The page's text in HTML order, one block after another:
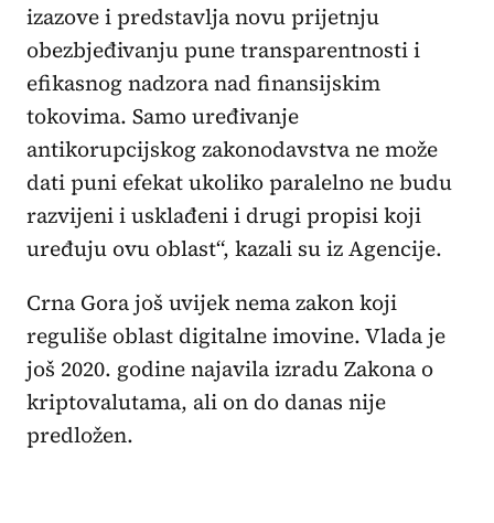
izazove i predstavlja novu prijetnju
obezbjeđivanju pune transparentnosti i
efikasnog nadzora nad finansijskim
tokovima. Samo uređivanje
antikorupcijskog zakonodavstva ne može
dati puni efekat ukoliko paralelno ne budu
razvijeni i usklađeni i drugi propisi koji
uređuju ovu oblast“, kazali su iz Agencije.
Crna Gora još uvijek nema zakon koji
reguliše oblast digitalne imovine. Vlada je
još 2020. godine najavila izradu Zakona o
kriptovalutama, ali on do danas nije
predložen.